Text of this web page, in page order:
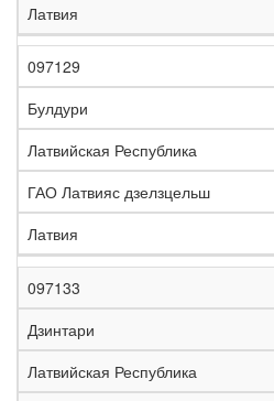
Латвия
097129
Булдури
Латвийская Республика
ГАО Латвияс дзелзцельш
Латвия
097133
Дзинтари
Латвийская Республика